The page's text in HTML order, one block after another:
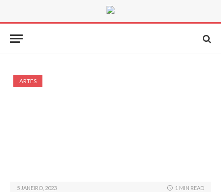
ARTES
5 JANEIRO, 2023 1 MIN READ